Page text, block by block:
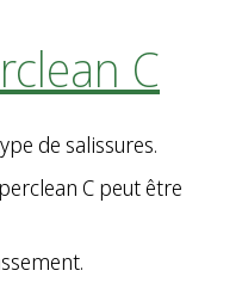
C
de salissures.
C peut être